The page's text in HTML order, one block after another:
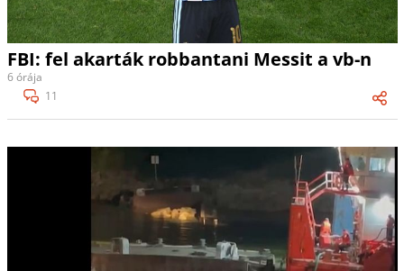
FBI: fel akarták robbantani Messit a vb-n
6 órája
11